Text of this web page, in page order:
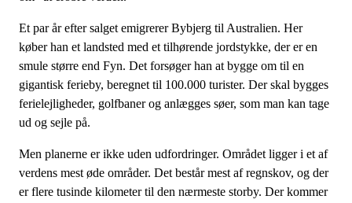
Et par år efter salget emigrerer Bybjerg til Australien. Her
køber han et landsted med et tilhørende jordstykke, der er en
smule større end Fyn. Det forsøger han at bygge om til en
gigantisk ferieby, beregnet til 100.000 turister. Der skal bygges
ferielejligheder, golfbaner og anlægges søer, som man kan tage
ud og sejle på.
Men planerne er ikke uden udfordringer. Området ligger i et af
verdens mest øde områder. Det består mest af regnskov, og der
er flere tusinde kilometer til den nærmeste storby. Der kommer